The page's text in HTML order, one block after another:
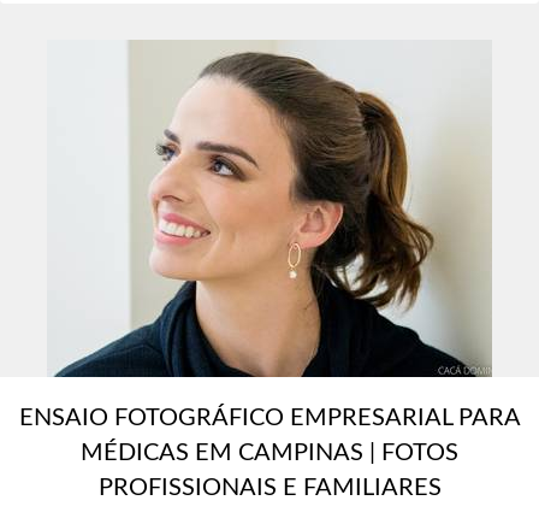
ENSAIO FOTOGRÁFICO EMPRESARIAL PARA
MÉDICAS EM CAMPINAS | FOTOS
PROFISSIONAIS E FAMILIARES